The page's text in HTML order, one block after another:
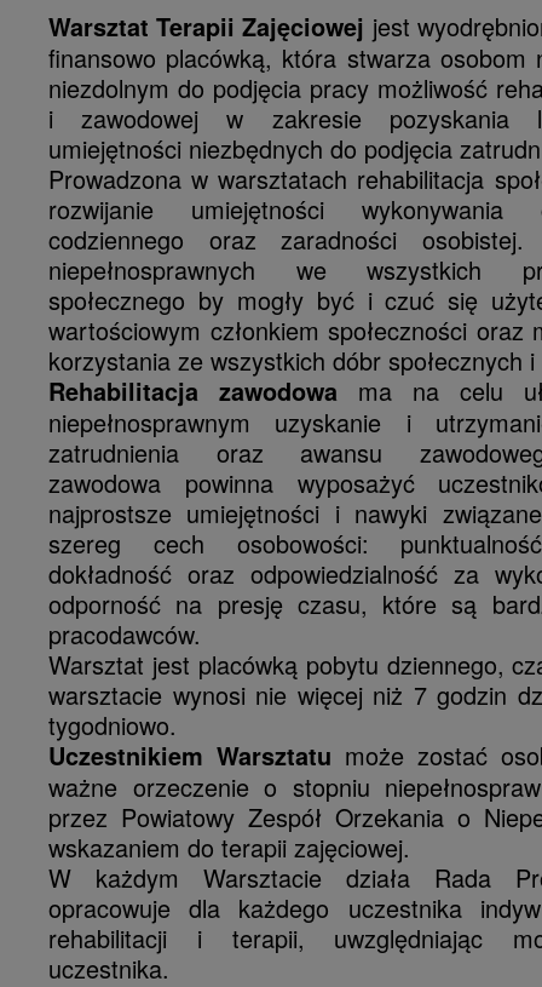
Warsztat Terapii Zajęciowej jest
finansowo placówką, która stwarza osobom
niezdolnym do podjęcia pracy możliwość
i zawodowej w zakresie pozyskania
umiejętności niezbędnych do podjęcia
Prowadzona w warsztatach rehabilitacja
rozwijanie umiejętności wykonywania
codziennego oraz zaradności osobistej.
niepełnosprawnych we wszystkich
społecznego by mogły być i czuć się
wartościowym członkiem społeczności oraz
korzystania ze wszystkich dóbr społecznych
Rehabilitacja zawodowa ma na celu
niepełnosprawnym uzyskanie i
zatrudnienia oraz awansu
zawodowa powinna wyposażyć
najprostsze umiejętności i nawyki
szereg cech osobowości:
dokładność oraz odpowiedzialność za
odporność na presję czasu, które są
pracodawców.
Warsztat jest placówką pobytu dziennego,
warsztacie wynosi nie więcej niż 7 godzin
tygodniowo.
Uczestnikiem Warsztatu może zostać
ważne orzeczenie o stopniu
przez Powiatowy Zespół Orzekania o
wskazaniem do terapii zajęciowej.
W każdym Warsztacie działa Rada
opracowuje dla każdego uczestnika
rehabilitacji i terapii, uwzględniając
uczestnika.